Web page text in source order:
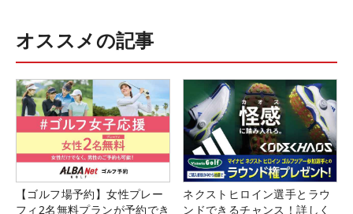
オススメの記事
【ゴルフ場予約】女性プレー
フィ2名無料プランが予約でき
ネクストヒロイン選手とラウ
ンドできるチャンス！詳しく